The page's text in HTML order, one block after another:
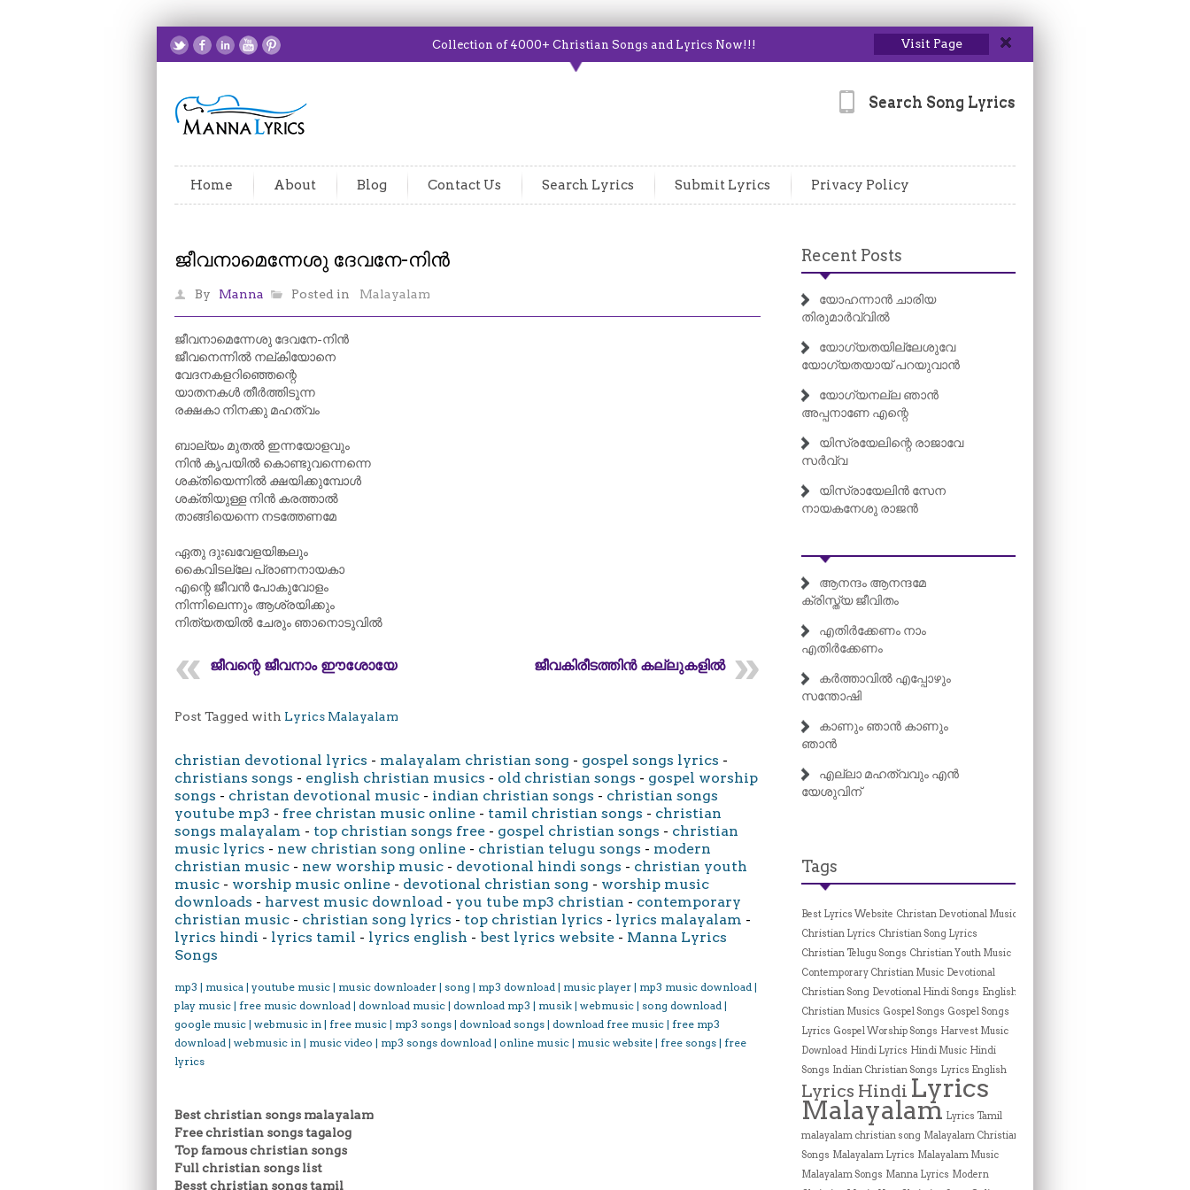
Collection of 4000+ Christian Songs and Lyrics Now!!! Visit Page
Search Song Lyrics
Home About Blog Contact Us Search Lyrics Submit Lyrics Privacy Policy
ജീവനാമെന്നേശു ദേവനേ-നിൻ
By Manna Posted in Malayalam
ജീവനാമെന്നേശു ദേവനേ-നിൻ
ജീവനെന്നിൽ നല്കിയോനെ
വേദനകളറിഞ്ഞെന്റെ
യാതനകൾ തീർത്തിടുന്ന
രക്ഷകാ നിനക്കു മഹത്വം
ബാല്യം മുതൽ ഇന്നയോളവും
നിൻ കൃപയിൽ കൊണ്ടുവന്നെന്നെ
ശക്തിയെന്നിൽ ക്ഷയിക്കുമ്പോൾ
ശക്തിയുള്ള നിൻ കരത്താൽ
താങ്ങിയെന്നെ നടത്തേണമേ
ഏതു ദുഃഖവേളയിങ്കലും
കൈവിടല്ലേ പ്രാണനായകാ
എന്റെ ജീവൻ പോകുവോളം
നിന്നിലെന്നും ആശ്രയിക്കും
നിത്യതയിൽ ചേരും ഞാനൊടുവിൽ
ജീവന്റെ ജീവനാം ഈശോയേ ജീവകിരീടത്തിൻ കല്ലുകളിൽ
Post Tagged with Lyrics Malayalam
christian devotional lyrics - malayalam christian song - gospel songs lyrics -
christians songs - english christian musics - old christian songs - gospel worship
songs - christan devotional music - indian christian songs - christian songs
youtube mp3 - free christan music online - tamil christian songs - christian
songs malayalam - top christian songs free - gospel christian songs - christian
music lyrics - new christian song online - christian telugu songs - modern
christian music - new worship music - devotional hindi songs - christian youth
music - worship music online - devotional christian song - worship music
downloads - harvest music download - you tube mp3 christian - contemporary
christian music - christian song lyrics - top christian lyrics - lyrics malayalam -
lyrics hindi - lyrics tamil - lyrics english - best lyrics website - Manna Lyrics
Songs
mp3 | musica | youtube music | music downloader | song | mp3 download | music player | mp3 music download |
play music | free music download | download music | download mp3 | musik | webmusic | song download |
google music | webmusic in | free music | mp3 songs | download songs | download free music | free mp3
download | webmusic in | music video | mp3 songs download | online music | music website | free songs | free
lyrics
Best christian songs malayalam
Free christian songs tagalog
Top famous christian songs
Full christian songs list
Besst christian songs tamil
Recent Posts
യോഹന്നാൻ ചാരിയ
തിരുമാർവ്വിൽ
യോഗ്യതയില്ലേശുവേ
യോഗ്യതയായ് പറയുവാൻ
യോഗ്യനല്ല ഞാൻ
അപ്പനാണേ എന്റെ
യിസ്രയേലിന്റെ രാജാവേ
സർവ്വ
യിസ്രായേലിൻ സേന
നായകനേശു രാജൻ
ആനന്ദം ആനന്ദമേ
ക്രിസ്ത്യ ജീവിതം
എതിർക്കേണം നാം
എതിർക്കേണം
കർത്താവിൽ എപ്പോഴും
സന്തോഷി
കാണും ഞാൻ കാണും
ഞാൻ
എല്ലാ മഹത്വവും എൻ
യേശുവിന്
Tags
Best Lyrics Website Christan Devotional Music
Christian Lyrics Christian Song Lyrics
Christian Telugu Songs Christian Youth Music
Contemporary Christian Music Devotional
Christian Song Devotional Hindi Songs English
Christian Musics Gospel Songs Gospel Songs
Lyrics Gospel Worship Songs Harvest Music
Download Hindi Lyrics Hindi Music Hindi
Songs Indian Christian Songs Lyrics English
Lyrics Hindi Lyrics
Malayalam Lyrics Tamil
malayalam christian song Malayalam Christian
Songs Malayalam Lyrics Malayalam Music
Malayalam Songs Manna Lyrics Modern